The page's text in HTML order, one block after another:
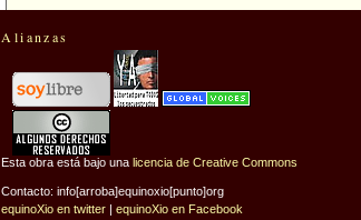
Alianzas
Esta obra está bajo una licencia de Creative Commons
Contacto: info[arroba]equinoxio[punto]org
equinoXio en twitter |equinoXio en Facebook